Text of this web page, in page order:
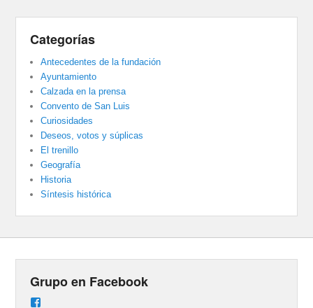
Categorías
Antecedentes de la fundación
Ayuntamiento
Calzada en la prensa
Convento de San Luis
Curiosidades
Deseos, votos y súplicas
El trenillo
Geografía
Historia
Síntesis histórica
Grupo en Facebook